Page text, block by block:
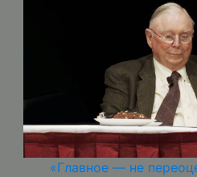
«Главное — не